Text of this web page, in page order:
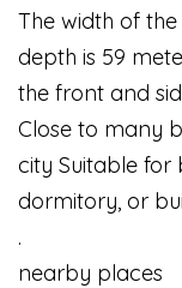
The width of
depth is 59
the front and
Close to many
city Suitable for
dormitory, or
.
nearby places